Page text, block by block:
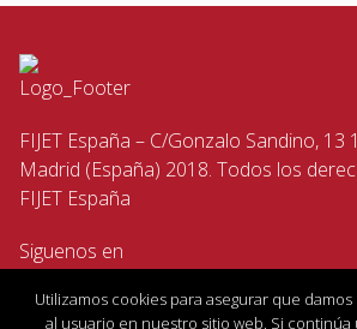
FIJET España – C/Gonzalo Sandino, 13
Madrid (España) 2018. Todos los
FIJET España
Siguenos en
Utilizamos cookies para asegurar que
al usuario en nuestro sitio web. Si